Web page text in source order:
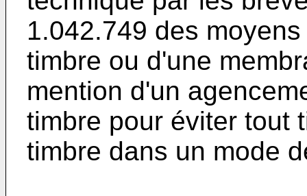
1.042.749 des
timbre ou d'une
mention d'un
timbre pour éviter tout
timbre dans un mode